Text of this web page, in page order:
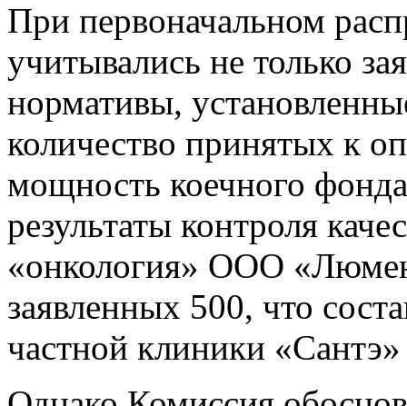
При первоначальном
учитывались не только
нормативы,
количество принятых к
мощность коечного
результаты контроля
«онкология» ООО
заявленных 500, что
частной клиники